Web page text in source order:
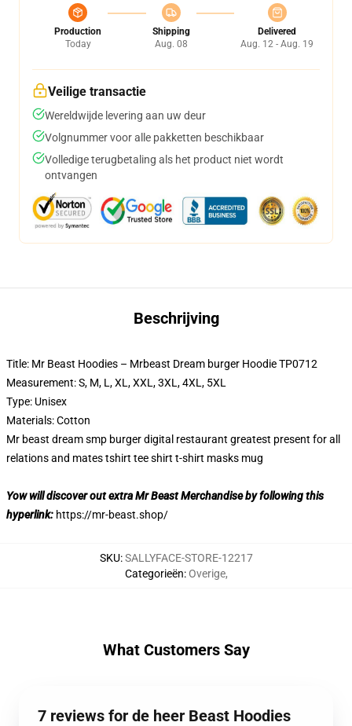
Production
Today
Shipping
Aug. 08
Delivered
Aug. 12 - Aug. 19
Veilige transactie
Wereldwijde levering aan uw deur
Volgnummer voor alle pakketten beschikbaar
Volledige terugbetaling als het product niet wordt
ontvangen
Beschrijving
Title: Mr Beast Hoodies – Mrbeast Dream burger Hoodie TP0712
Measurement: S, M, L, XL, XXL, 3XL, 4XL, 5XL
Type: Unisex
Materials: Cotton
Mr beast dream smp burger digital restaurant greatest present for all
relations and mates tshirt tee shirt t-shirt masks mug
Yow will discover out extra Mr Beast Merchandise by following this
hyperlink: https://mr-beast.shop/
SKU:SALLYFACE-STORE-12217
Categorieën:Overige,
What Customers Say
7 reviews for de heer Beast Hoodies